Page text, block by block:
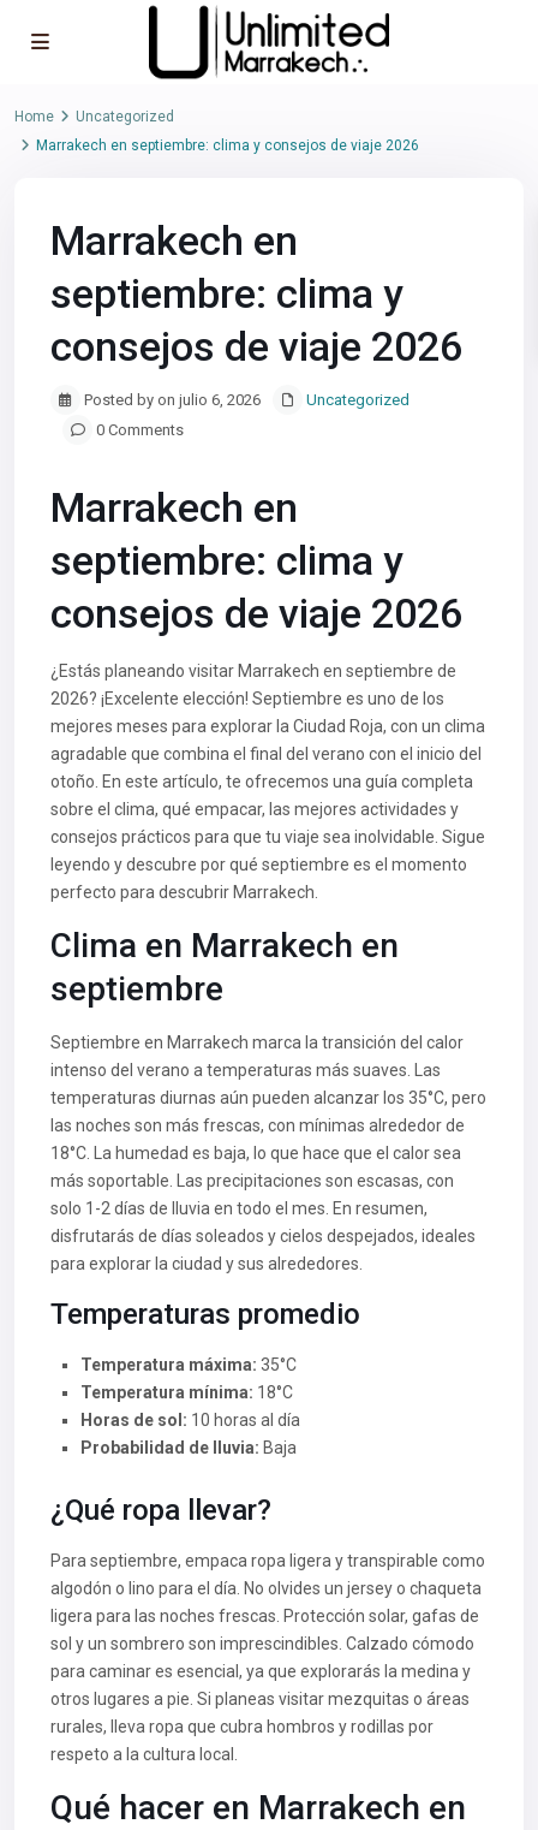
Home
Uncategorized
Marrakech en septiembre: clima y consejos de viaje 2026
Marrakech en
septiembre: clima y
consejos de viaje 2026
Posted by on julio 6, 2026
Uncategorized
0 Comments
Marrakech en
septiembre: clima y
consejos de viaje 2026
¿Estás planeando visitar Marrakech en septiembre de
2026? ¡Excelente elección! Septiembre es uno de los
mejores meses para explorar la Ciudad Roja, con un clima
agradable que combina el final del verano con el inicio del
otoño. En este artículo, te ofrecemos una guía completa
sobre el clima, qué empacar, las mejores actividades y
consejos prácticos para que tu viaje sea inolvidable. Sigue
leyendo y descubre por qué septiembre es el momento
perfecto para descubrir Marrakech.
Clima en Marrakech en
septiembre
Septiembre en Marrakech marca la transición del calor
intenso del verano a temperaturas más suaves. Las
temperaturas diurnas aún pueden alcanzar los 35°C, pero
las noches son más frescas, con mínimas alrededor de
18°C. La humedad es baja, lo que hace que el calor sea
más soportable. Las precipitaciones son escasas, con
solo 1-2 días de lluvia en todo el mes. En resumen,
disfrutarás de días soleados y cielos despejados, ideales
para explorar la ciudad y sus alrededores.
Temperaturas promedio
Temperatura máxima: 35°C
Temperatura mínima: 18°C
Horas de sol: 10 horas al día
Probabilidad de lluvia: Baja
¿Qué ropa llevar?
Para septiembre, empaca ropa ligera y transpirable como
algodón o lino para el día. No olvides un jersey o chaqueta
ligera para las noches frescas. Protección solar, gafas de
sol y un sombrero son imprescindibles. Calzado cómodo
para caminar es esencial, ya que explorarás la medina y
otros lugares a pie. Si planeas visitar mezquitas o áreas
rurales, lleva ropa que cubra hombros y rodillas por
respeto a la cultura local.
Qué hacer en Marrakech en